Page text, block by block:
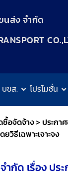
นส่ง จำกัด
บขส. โปรโมชั่น
ซื้อจัดจ้าง>ประกา
วิธีเฉพาะเจาะจง
กัด เรื่อง ปร